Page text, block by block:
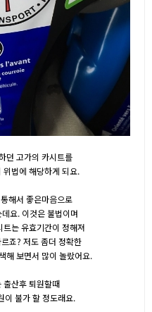
던 고가의 카시트를
법에 해당하게 되요.
해서 좋은마음으로
요. 이것은 불법이며
는 유효기간이 정해져
죠? 저도 좀더 정확한
해 보면서 많이 놀랐어요.
출산후 퇴원할때
이 불가 할 정도래요.